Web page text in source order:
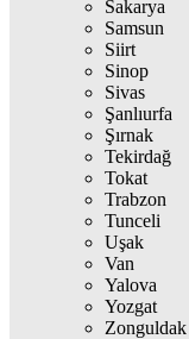
Sakarya
Samsun
Siirt
Sinop
Sivas
Şanlıurfa
Şırnak
Tekirdağ
Tokat
Trabzon
Tunceli
Uşak
Van
Yalova
Yozgat
Zonguldak